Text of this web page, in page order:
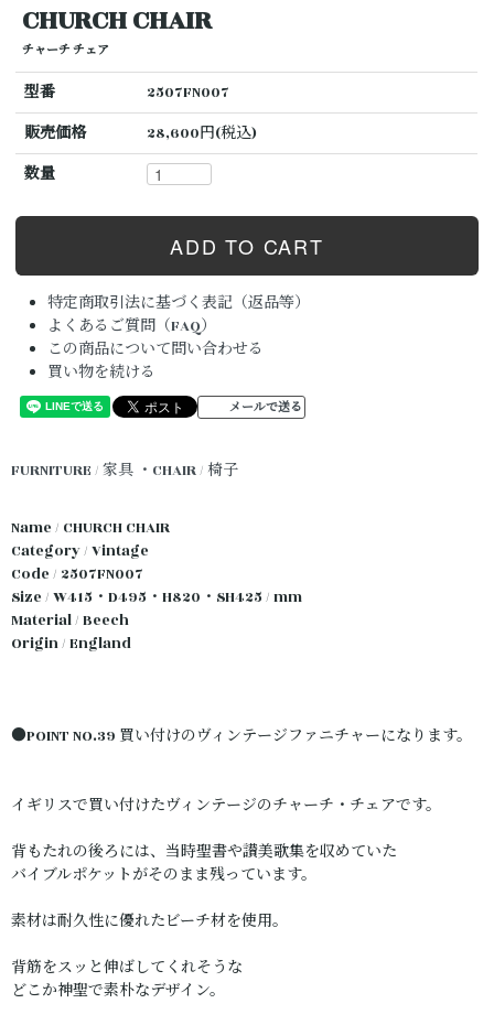
CHURCH CHAIR
チャーチ チェア
型番
2507FN007
販売価格
28,600円(税込)
数量
特定商取引法に基づく表記（返品等）
よくあるご質問（FAQ）
この商品について問い合わせる
買い物を続ける
メールで送る
FURNITURE / 家具 ・CHAIR / 椅子
Name / CHURCH CHAIR
Category / Vintage
Code / 2507FN007
Size / W415・D495・H820・SH425 / mm
Material / Beech
Origin / England
●POINT NO.39 買い付けのヴィンテージファニチャーになります。
イギリスで買い付けたヴィンテージのチャーチ・チェアです。
背もたれの後ろには、当時聖書や讃美歌集を収めていた
バイブルポケットがそのまま残っています。
素材は耐久性に優れたビーチ材を使用。
背筋をスッと伸ばしてくれそうな
どこか神聖で素朴なデザイン。